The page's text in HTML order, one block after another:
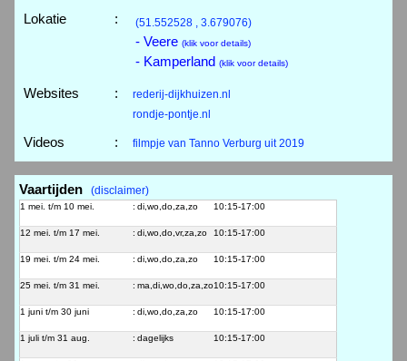
Lokatie : (51.552528 , 3.679076)
- Veere (klik voor details)
- Kamperland (klik voor details)
Websites :
rederij-dijkhuizen.nl
rondje-pontje.nl
Videos : filmpje van Tanno Verburg uit 2019
Vaartijden (disclaimer)
1 mei. t/m 10 mei. : di,wo,do,za,zo 10:15-17:00
12 mei. t/m 17 mei. : di,wo,do,vr,za,zo 10:15-17:00
19 mei. t/m 24 mei. : di,wo,do,za,zo 10:15-17:00
25 mei. t/m 31 mei. : ma,di,wo,do,za,zo10:15-17:00
1 juni t/m 30 juni : di,wo,do,za,zo 10:15-17:00
1 juli t/m 31 aug. : dagelijks 10:15-17:00